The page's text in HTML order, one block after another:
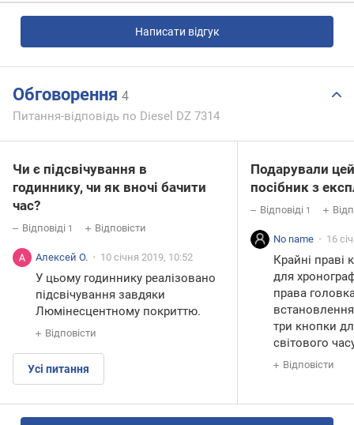
Написати відгук
Обговорення 4
Питання-відповідь по Diesel DZ 7314
Чи є підсвічування в
годиннику, чи як вночі бачити
час?
Відповіді 1 Відповісти
Алексей О. 10 січня 2019, 10:52
У цьому годиннику реалізовано
підсвічування завдяки
Люмінесцентному покриттю.
Відповісти
Усі питання
Подарували
посібник з
Відповіді 1
No name 16
Крайні праві
для
права
встановлення
три кнопки
світового
Відповісти